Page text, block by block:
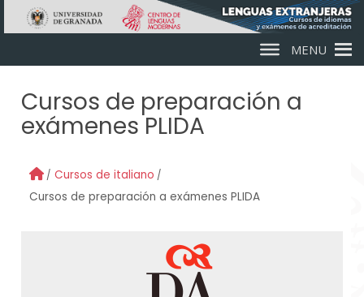
Skip to main content
MENU
Cursos de preparación a
exámenes PLIDA
Cursos de italiano
Cursos de preparación a exámenes PLIDA